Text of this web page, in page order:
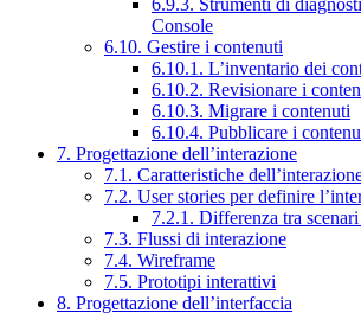
Console
6.10. Gestire i contenuti
6.10.1. L’inventario dei
6.10.2. Revisionare i
6.10.3. Migrare i contenuti
6.10.4. Pubblicare i
7. Progettazione dell’interazione
7.1. Caratteristiche
7.2. User stories per definire
7.2.1. Differenza tra scenari
7.3. Flussi di interazione
7.4. Wireframe
7.5. Prototipi interattivi
8. Progettazione dell’interfaccia